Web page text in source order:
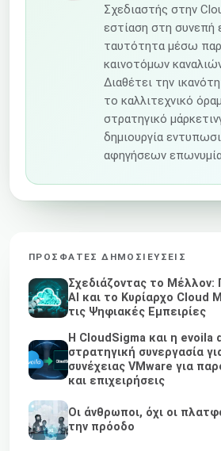
Σχεδιαστής στην
εστίαση στη συνεπή
ταυτότητα μέσω
καινοτόμων
Διαθέτει την
το καλλιτεχνικό
στρατηγικό
δημιουργία
αφηγήσεων
ΠΡΌΣΦΑΤΕΣ ΔΗΜΟΣΙΕΎΣΕΙΣ
Σχεδιάζοντας το Μέλλον:
AI και το Κυρίαρχο Cloud
τις Ψηφιακές Εμπειρίες
Η CloudSigma και η evoila
στρατηγική συνεργασία
συνέχειας VMware για
και επιχειρήσεις
Οι άνθρωποι, όχι οι
την πρόοδο